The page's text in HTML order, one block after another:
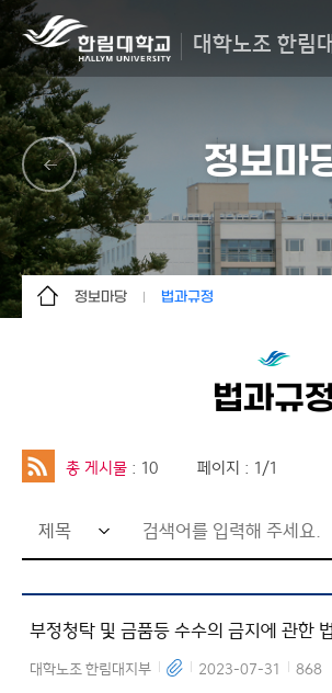
대학노조 한림
정보마
정보마당 법과규정
법과규
총 게시물 : 10 페이지 : 1/1
검
색
어
입
력
부정청탁 및 금품등 수수의 금지에 관
(20220608)
대학노조 한림대지부 2023-07-31 868